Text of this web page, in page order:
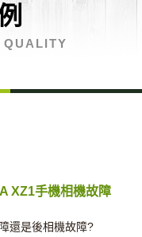
XZ1手機相機故障
還是後相機故障?